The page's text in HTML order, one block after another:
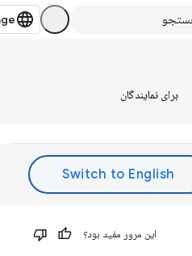
برای نمایندگان
این مرور مفید بود؟